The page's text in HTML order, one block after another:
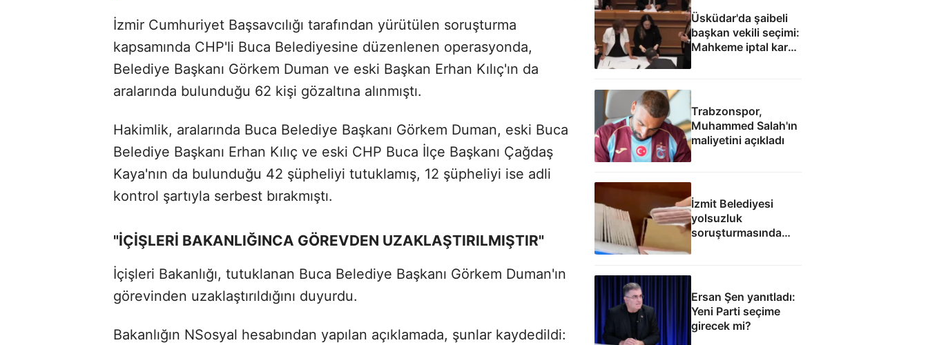
İzmir Cumhuriyet Başsavcılığı tarafından yürütülen soruşturma
kapsamında CHP'li Buca Belediyesine düzenlenen operasyonda,
Belediye Başkanı Görkem Duman ve eski Başkan Erhan Kılıç'ın da
aralarında bulunduğu 62 kişi gözaltına alınmıştı.
Hakimlik, aralarında Buca Belediye Başkanı Görkem Duman, eski Buca
Belediye Başkanı Erhan Kılıç ve eski CHP Buca İlçe Başkanı Çağdaş
Kaya'nın da bulunduğu 42 şüpheliyi tutuklamış, 12 şüpheliyi ise adli
kontrol şartıyla serbest bırakmıştı.
"İÇİŞLERİ BAKANLIĞINCA GÖREVDEN UZAKLAŞTIRILMIŞTIR"
İçişleri Bakanlığı, tutuklanan Buca Belediye Başkanı Görkem Duman'ın
görevinden uzaklaştırıldığını duyurdu.
Bakanlığın NSosyal hesabından yapılan açıklamada, şunlar kaydedildi:
Üsküdar'da şaibeli
başkan vekili seçimi:
Mahkeme iptal kararı
Trabzonspor,
Muhammed Salah'ın
maliyetini açıkladı
İzmit Belediyesi
yolsuzluk
soruşturmasında
dolu zarf
Ersan Şen yanıtladı:
Yeni Parti seçime
girecek mi?